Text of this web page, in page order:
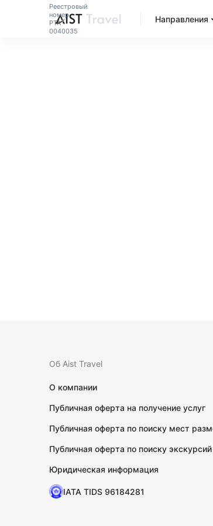
Реестровый
номер
РТА
0040035
Направления
Об Aist Travel
О компании
Публичная оферта на получение услуг
Публичная оферта по поиску мест
Публичная оферта по поиску экскурсий
Юридическая информация
IATA TIDS 96184281